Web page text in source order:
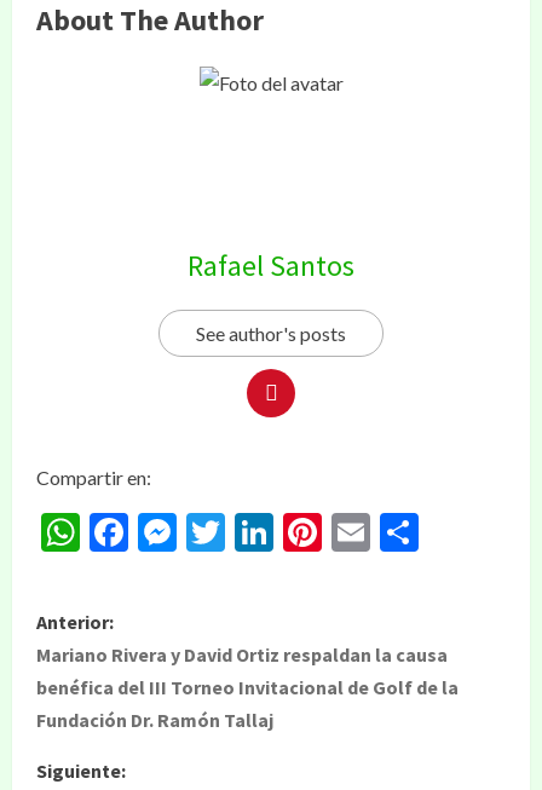
About The Author
Rafael Santos
See author's posts
Compartir en:
WhatsApp
Facebook
Messenger
Twitter
LinkedIn
Pinterest
Email
Anterior:
Mariano Rivera y David Ortiz respaldan la causa
benéfica del III Torneo Invitacional de Golf de la
Fundación Dr. Ramón Tallaj
Siguiente: